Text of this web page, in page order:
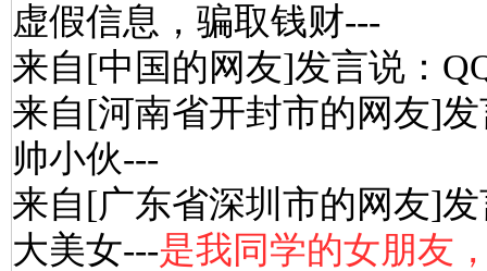
虚假信息，骗取钱财---
来自[中国的网友]发言说：
来自[河南省开封市的网友]
帅小伙---
来自[广东省深圳市的网友]
大美女---是我同学的女朋友